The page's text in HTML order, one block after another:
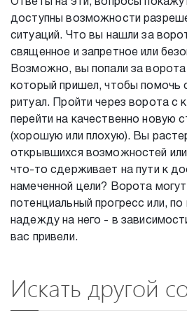
Ответы на эти, вопросы
доступны возможности
ситуаций. Что вы нашли за
священное и запретное или
Возможно, вы попали за
который пришел, чтобы помочь
ритуал. Пройти через ворота с
перейти на качественно новую
(хорошую или плохую). Вы
открывшихся возможностей
что-то сдерживает на пути к
намеченной цели? Ворота
потенциальный прогресс или,
надежду на него - в
вас привели.
Искать другой